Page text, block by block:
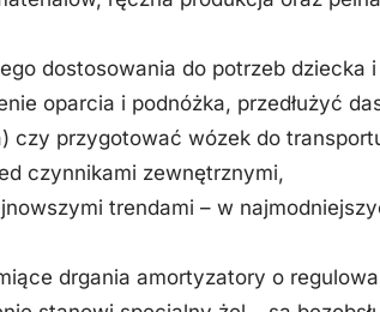
dostosowania do potrzeb dziecka
oparcia i podnóżka, przedłużyć
czy przygotować wózek do
czynnikami zewnętrznymi,
trendami – w
drgania amortyzatory o